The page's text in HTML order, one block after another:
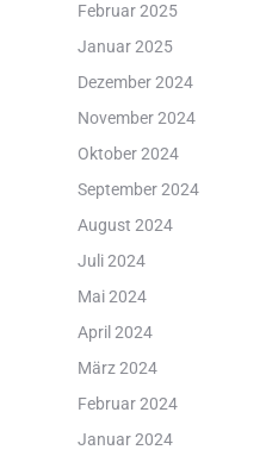
Februar 2025
Januar 2025
Dezember 2024
November 2024
Oktober 2024
September 2024
August 2024
Juli 2024
Mai 2024
April 2024
März 2024
Februar 2024
Januar 2024